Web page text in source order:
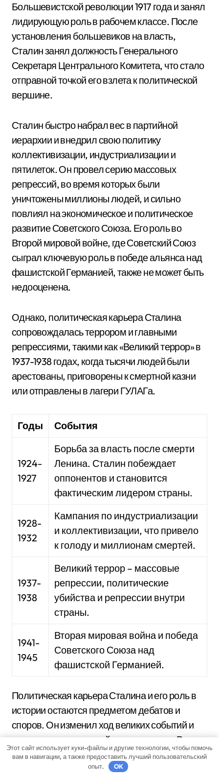
Большевистской революции 1917 года и занял
лидирующую роль в рабочем классе. После
установления большевиков на власть,
Сталин занял должность Генерального
Секретаря Центрального Комитета, что стало
отправной точкой его взлета к политической
вершине.
Сталин быстро набрал вес в партийной
иерархии и внедрил свою политику
коллективизации, индустриализации и
пятилеток. Он провел серию массовых
репрессий, во время которых были
уничтожены миллионы людей, и сильно
повлиял на экономическое и политическое
развитие Советского Союза. Его роль во
Второй мировой войне, где Советский Союз
сыграл ключевую роль в победе альянса над
фашистской Германией, также не может быть
недооценена.
Однако, политическая карьера Сталина
сопровождалась террором и главными
репрессиями, такими как «Великий террор» в
1937-1938 годах, когда тысячи людей были
арестованы, приговорены к смертной казни
или отправлены в лагери ГУЛАГа.
Годы События
1924-
1927
Борьба за власть после смерти
Ленина. Сталин побеждает
оппонентов и становится
фактическим лидером страны.
1928-
1932
Кампания по индустриализации
и коллективизации, что привело
к голоду и миллионам смертей.
1937-
1938
Великий террор – массовые
репрессии, политические
убийства и репрессии внутри
страны.
1941-
1945
Вторая мировая война и победа
Советского Союза над
фашистской Германией.
Политическая карьера Сталина и его роль в
истории остаются предметом дебатов и
споров. Он изменил ход великих событий и
оставил неизгладимый след в истории России
и мировой политики.
Этот сайт использует куки-файлы и другие технологии, чтобы помочь
вам в навигации, а также предоставить лучший пользовательский
опыт.
OK